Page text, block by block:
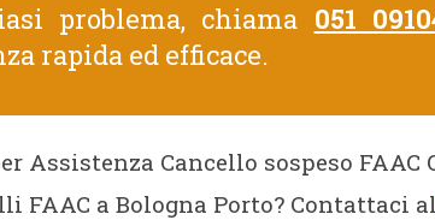
problema, chiama 051
rapida ed efficace.
Assistenza Cancello sospeso FAAC
FAAC a Bologna Porto? Contattaci al